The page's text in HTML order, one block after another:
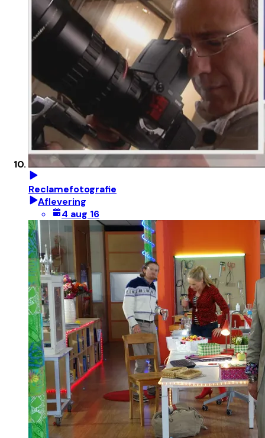
Reclamefotografie
Aflevering
4 aug 16